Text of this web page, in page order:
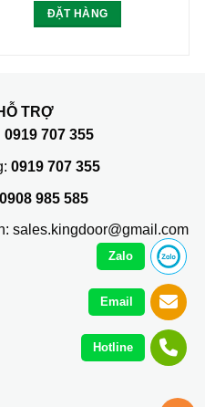
ĐẶT HÀNG
TRỢ
0919 707 355
0919 707 355
0908 985 585
sales.kingdoor@gmail.com
Zalo
Email
Hotline